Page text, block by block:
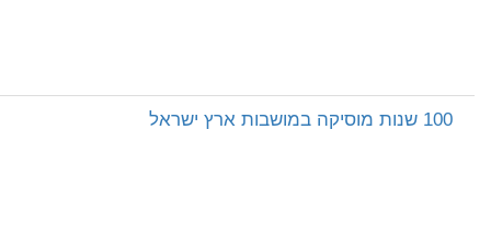
100 שנות מוסיקה במושבות ארץ ישראל